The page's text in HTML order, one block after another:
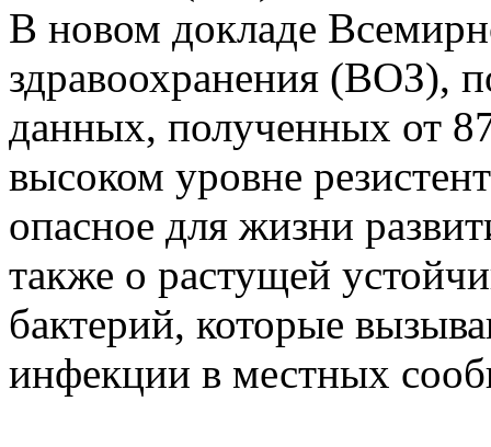
В новом докладе
здравоохранения (ВОЗ),
данных, полученных от
высоком уровне
опасное для жизни
также о растущей
бактерий, которые
инфекции в местных